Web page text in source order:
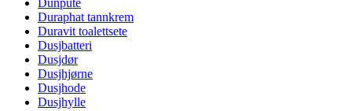
Dunpute
Duraphat tannkrem
Duravit toalettsete
Dusjbatteri
Dusjdør
Dusjhjørne
Dusjhode
Dusjhylle